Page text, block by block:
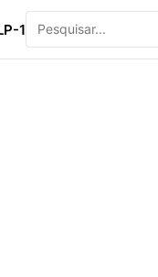
1